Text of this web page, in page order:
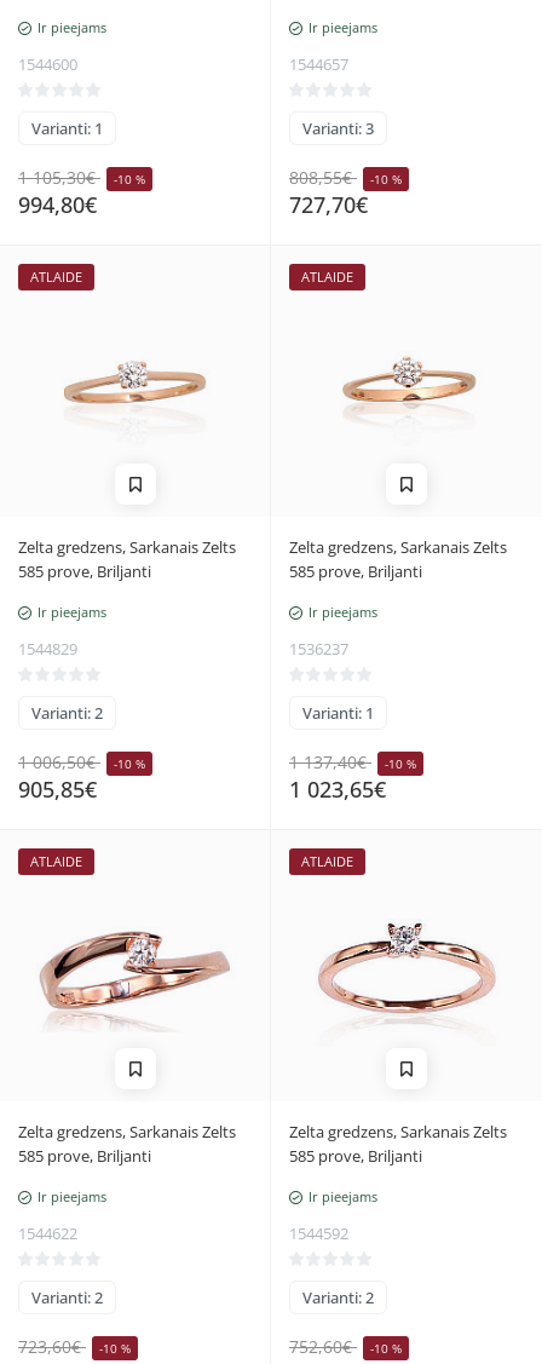
Ir pieejams
1544600
Varianti: 1
1 105,30€ -10 %
994,80€
Ir pieejams
1544657
Varianti: 3
808,55€ -10 %
727,70€
ATLAIDE
Zelta gredzens, Sarkanais Zelts
585 prove, Briljanti
Ir pieejams
1544829
Varianti: 2
1 006,50€ -10 %
905,85€
ATLAIDE
Zelta gredzens, Sarkanais Zelts
585 prove, Briljanti
Ir pieejams
1536237
Varianti: 1
1 137,40€ -10 %
1 023,65€
ATLAIDE
Zelta gredzens, Sarkanais Zelts
585 prove, Briljanti
Ir pieejams
1544622
Varianti: 2
723,60€ -10 %
ATLAIDE
Zelta gredzens, Sarkanais Zelts
585 prove, Briljanti
Ir pieejams
1544592
Varianti: 2
752,60€ -10 %